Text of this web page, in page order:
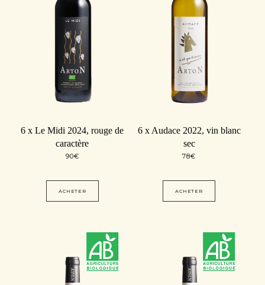
6 x Le Midi 2024, rouge de
caractère
90€
ACHETER
6 x Audace 2022, vin blanc
sec
78€
ACHETER